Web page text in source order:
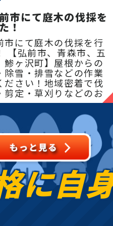
市にて庭木の伐採を
！
市にて庭木の伐採を行
【弘前市、青森市、五
鯵ヶ沢町】屋根からの
除雪・排雪などの作業
ださい！地域密着で伐
剪定・草刈りなどのお
造園・
に自